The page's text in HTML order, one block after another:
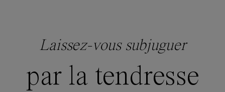
Laissez-vous subjuguer
par la tendresse